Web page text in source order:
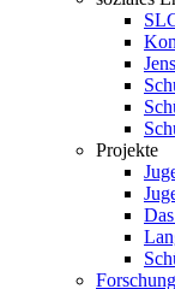
Projekte